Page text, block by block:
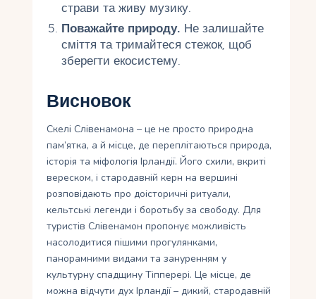
страви та живу музику.
Поважайте природу. Не залишайте
сміття та тримайтеся стежок, щоб
зберегти екосистему.
Висновок
Скелі Слівенамона – це не просто природна
пам’ятка, а й місце, де переплітаються природа,
історія та міфологія Ірландії. Його схили, вкриті
вереском, і стародавній керн на вершині
розповідають про доісторичні ритуали,
кельтські легенди і боротьбу за свободу. Для
туристів Слівенамон пропонує можливість
насолодитися пішими прогулянками,
панорамними видами та зануренням у
культурну спадщину Тіпперері. Це місце, де
можна відчути дух Ірландії – дикий, стародавній